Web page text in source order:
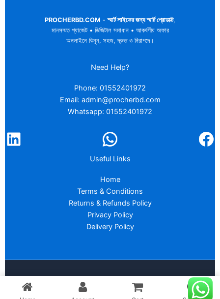
PROCHERBD.COM -স্মার্ট লাইফের জন্য স্মার্ট প্রোডাক্ট,
মানসম্মত গ্যাজেট • ডিজিটাল সমাধান • আকর্ষণীয় অফার
অনলাইনে কিনুন, সহজ, দ্রুত ও নিরাপদে।
Need Help?
Phone: 01552401972
Email: admin@procherbd.com
Whatsapp: 01552401972
Useful Links
Home
Terms & Conditions
Returns & Refunds Policy
Privacy Policy
Delivery Policy
Copyright © 2026 : PROCHER BD